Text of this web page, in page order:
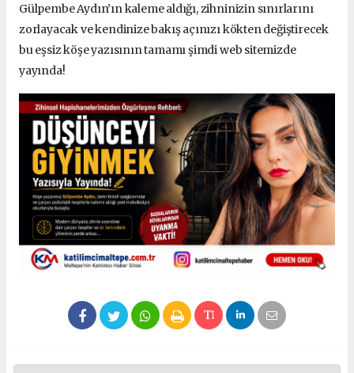
Gülpembe Aydın’ın kaleme aldığı, zihninizin sınırlarını
zorlayacak ve kendinize bakış açınızı kökten değiştirecek
bu eşsiz köşe yazısının tamamı şimdi web sitemizde
yayında!